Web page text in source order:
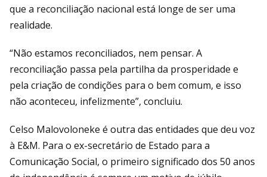
que a reconciliação nacional está longe de ser uma
realidade.
“Não estamos reconciliados, nem pensar. A
reconciliação passa pela partilha da prosperidade e
pela criação de condições para o bem comum, e isso
não aconteceu, infelizmente”, concluiu.
Celso Malovoloneke é outra das entidades que deu voz
à E&M. Para o ex-secretário de Estado para a
Comunicação Social, o primeiro significado dos 50 anos